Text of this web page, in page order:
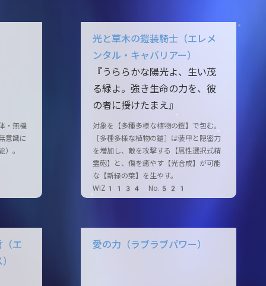
・無機
意識に
）。
光と草木の鎧装騎士（エレメ
ンタル・キャバリアー）
『うららかな陽光よ、生い茂
る緑よ。強き生命の力を、彼
の者に授けたまえ』
対象を【多種多様な植物の鎧】で包む。
［多種多様な植物の鎧］は装甲と隠密力
を増加し、敵を攻撃する【属性選択式精
霊砲】と、傷を癒やす【光合成】が可能
な【新緑の葉】を生やす。
WIZ1134 No.521
（エ
愛の力（ラブラブパワー）